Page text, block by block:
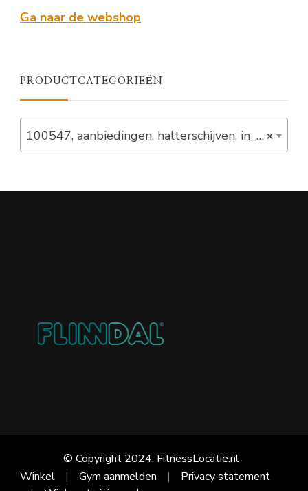
Ga naar de webshop
PRODUCTCATEGORIEËN
×
100547, aanbiedingen, halterschijven, in_stock, kunststof, powerdeals, schijven, set, verlaagd (3)
© Copyright 2024, FitnessLocatie.nl
Winkel
Gym aanmelden
Privacy statement